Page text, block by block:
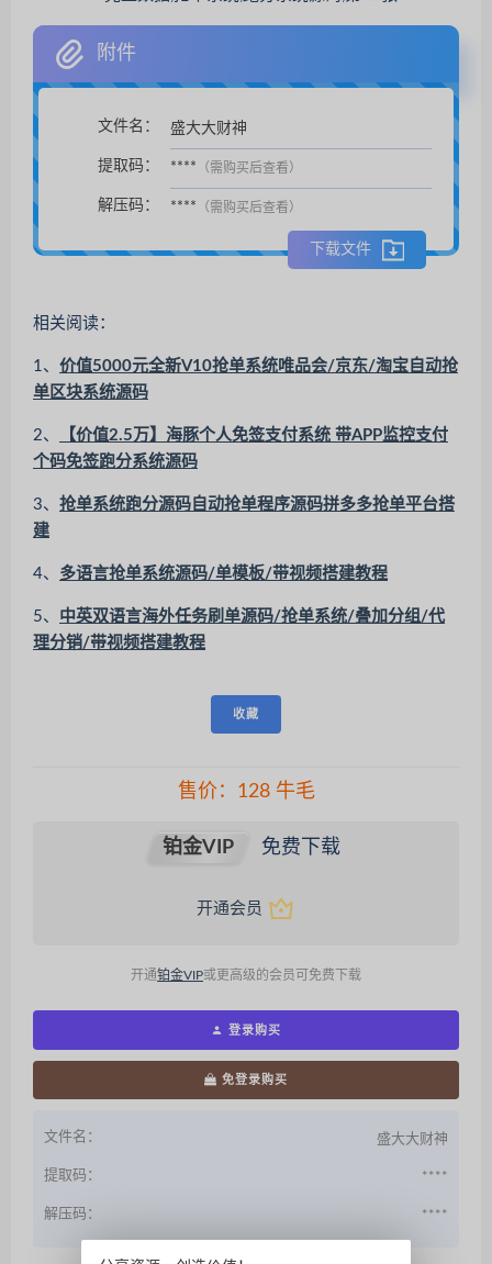
附件
文件名： 盛大大财神
提取码： **** （需购买后查看）
解压码： **** （需购买后查看）
下载文件
相关阅读：
1、 价值5000元全新V10抢单系统唯品会/京东/淘宝自动抢
单区块系统源码
2、
【价值2.5万】海豚个人免签支付系统 带APP监控支付
个码免签跑分系统源码
3、 抢单系统跑分源码自动抢单程序源码拼多多抢单平台搭
建
4、 多语言抢单系统源码/单模板/带视频搭建教程
5、 中英双语言海外任务刷单源码/抢单系统/叠加分组/代
理分销/带视频搭建教程
收藏
售价： 128牛毛
铂金VIP 免费下载
开通会员
开通铂金VIP或更高级的会员可免费下载
登录购买
免登录购买
文件名： 盛大大财神
提取码： ****
解压码： ****